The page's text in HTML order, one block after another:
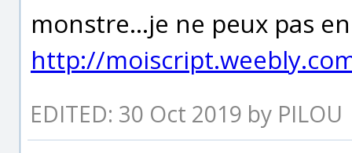
monstre...je ne peux pas
http://
EDITED: 30 Oct 2019 by PILOU